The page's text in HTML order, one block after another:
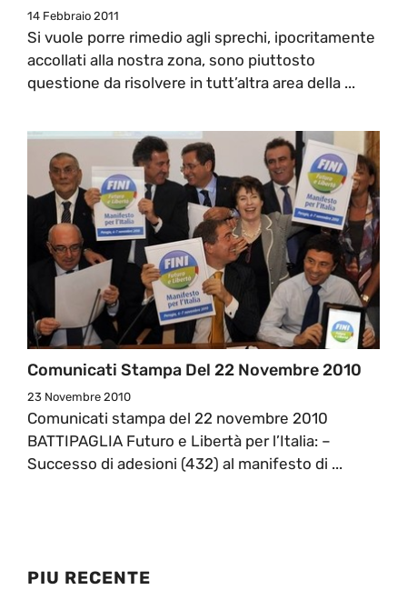
14 Febbraio 2011
Si vuole porre rimedio agli sprechi, ipocritamente
accollati alla nostra zona, sono piuttosto
questione da risolvere in tutt’altra area della ...
Comunicati Stampa Del 22 Novembre 2010
23 Novembre 2010
Comunicati stampa del 22 novembre 2010
BATTIPAGLIA Futuro e Libertà per l’Italia: –
Successo di adesioni (432) al manifesto di ...
PIU RECENTE